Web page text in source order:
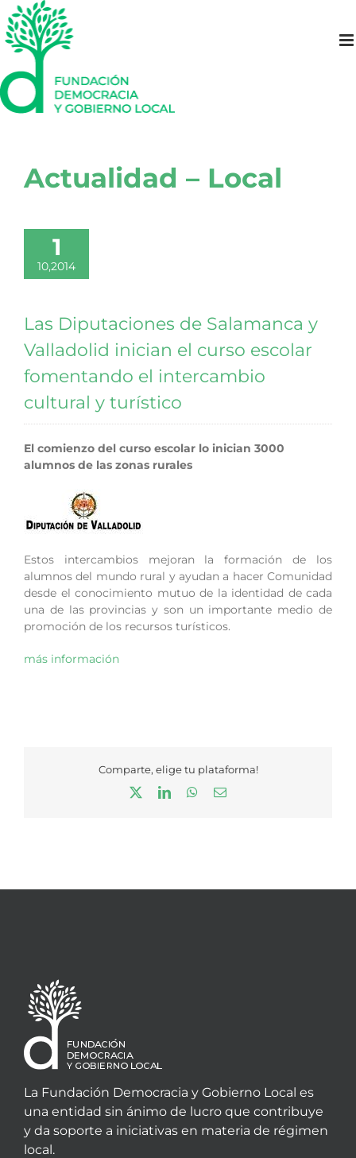
Saltar
al
contenido
Actualidad – Local
1
10,2014
Las Diputaciones de Salamanca y
Valladolid inician el curso escolar
fomentando el intercambio
cultural y turístico
El comienzo del curso escolar lo inician 3000
alumnos de las zonas rurales
Estos intercambios mejoran la formación de los
alumnos del mundo rural y ayudan a hacer Comunidad
desde el conocimiento mutuo de la identidad de cada
una de las provincias y son un importante medio de
promoción de los recursos turísticos.
más información
Comparte, elige tu plataforma!
LinkedInWhatsApp
Correo
La Fundación Democracia y Gobierno Local es
una entidad sin ánimo de lucro que contribuye
y da soporte a iniciativas en materia de régimen
local.